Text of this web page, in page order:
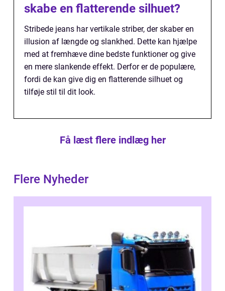
skabe en flatterende silhuet?
Stribede jeans har vertikale striber, der skaber en
illusion af længde og slankhed. Dette kan hjælpe
med at fremhæve dine bedste funktioner og give
en mere slankende effekt. Derfor er de populære,
fordi de kan give dig en flatterende silhuet og
tilføje stil til dit look.
Få læst flere indlæg her
Flere Nyheder